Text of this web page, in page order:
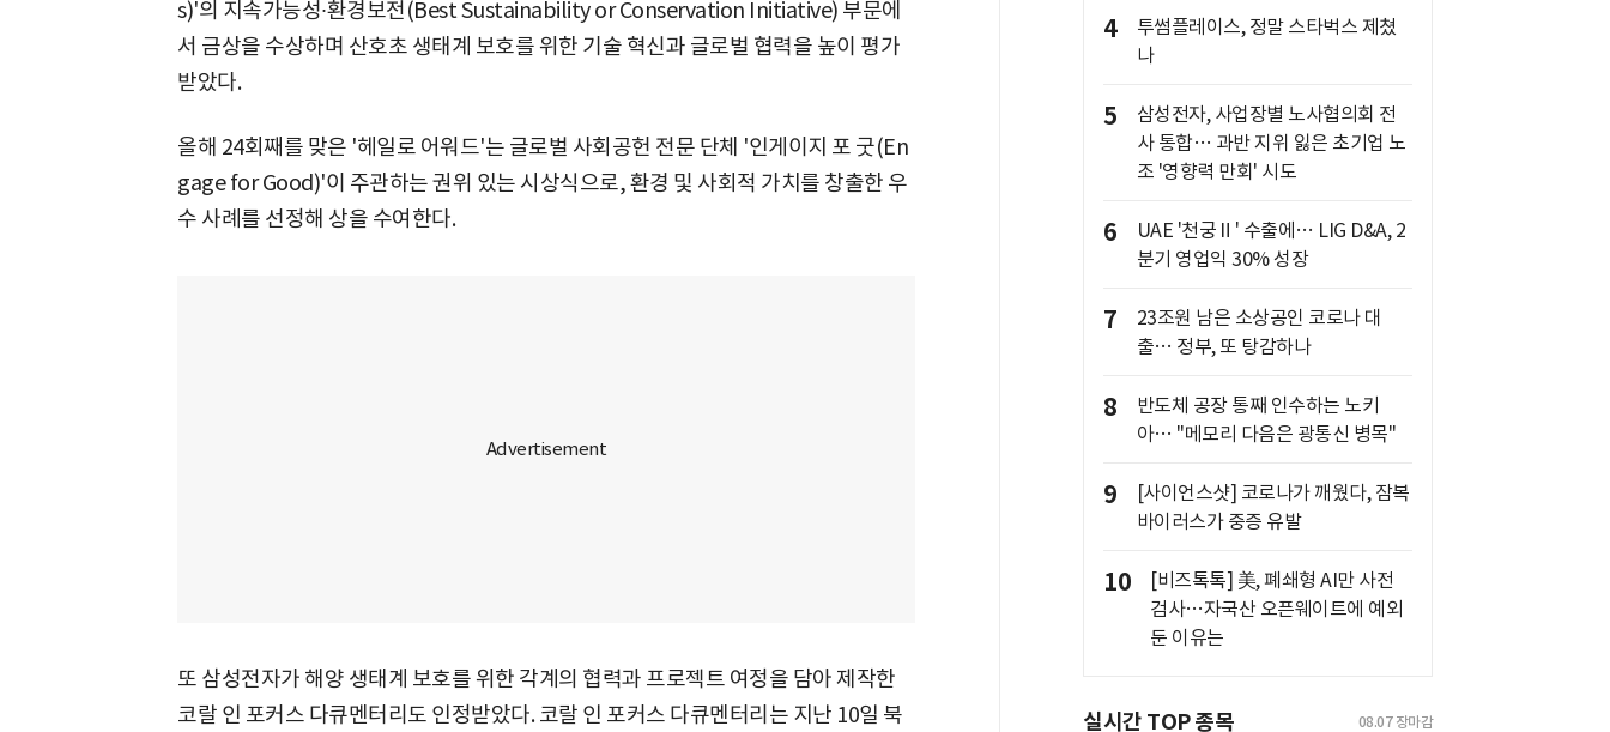
s)'의 지속가능성∙환경보전(Best Sustainability or Conservation Initiative) 부문에
서 금상을 수상하며 산호초 생태계 보호를 위한 기술 혁신과 글로벌 협력을 높이 평가
받았다.
올해 24회째를 맞은 '헤일로 어워드'는 글로벌 사회공헌 전문 단체 '인게이지 포 굿(En
gage for Good)'이 주관하는 권위 있는 시상식으로, 환경 및 사회적 가치를 창출한 우
수 사례를 선정해 상을 수여한다.
또 삼성전자가 해양 생태계 보호를 위한 각계의 협력과 프로젝트 여정을 담아 제작한
코랄 인 포커스 다큐멘터리도 인정받았다. 코랄 인 포커스 다큐멘터리는 지난 10일 북
4
투썸플레이스, 정말 스타벅스 제쳤
나
5
삼성전자, 사업장별 노사협의회 전
사 통합… 과반 지위 잃은 초기업 노
조 '영향력 만회' 시도
6
UAE '천궁Ⅱ' 수출에… LIG D&A, 2
분기 영업익 30% 성장
7
23조원 남은 소상공인 코로나 대
출… 정부, 또 탕감하나
8
반도체 공장 통째 인수하는 노키
아… "메모리 다음은 광통신 병목"
9
[사이언스샷] 코로나가 깨웠다, 잠복
바이러스가 중증 유발
10
[비즈톡톡] 美, 폐쇄형 AI만 사전
검사…자국산 오픈웨이트에 예외
둔 이유는
실시간 TOP 종목 08.07 장마감